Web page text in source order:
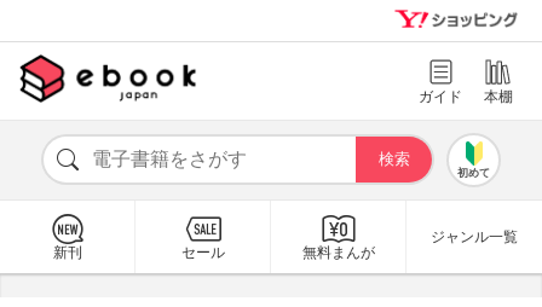
ガイド 本棚
初めて
新刊 セール 無料まんが
ジャンル一覧